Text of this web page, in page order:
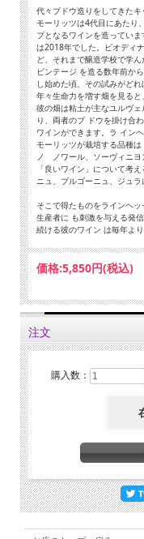
代々ブドウ造りをしてきた
モーリッツは4代目にあたり
プとなるワインを造ってい
は2018年でした。ビオディ
ど、それまで醸造学校で学
ビンテージ を造る数年前か
し始めた頃、その試みがど
年々生命力を増す畑を見ると
彼の畑は粘土が主なユルヴ
り、両者のブ ドウを掛け合
ワインができます。ラ イン
モーリッツが栽培する品種
ノ ノワール、ソーヴィニヨ
「良いワイン」について考
ニュ、ブルゴーニュ、ジュラ
そこで得たものをラインヘ
生産者に も刺激を与える発
続ける彼のワイン は毎年よ
価格:5,850円(税込)
注文
購入数：